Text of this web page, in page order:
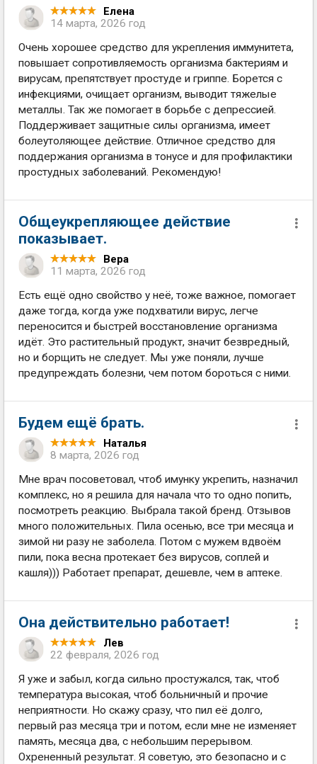
Елена
14 марта, 2026 год
Очень хорошее средство для укрепления иммунитета,
повышает сопротивляемость организма бактериям и
вирусам, препятствует простуде и гриппе. Борется с
инфекциями, очищает организм, выводит тяжелые
металлы. Так же помогает в борьбе с депрессией.
Поддерживает защитные силы организма, имеет
болеутоляющее действие. Отличное средство для
поддержания организма в тонусе и для профилактики
простудных заболеваний. Рекомендую!
Общеукрепляющее действие
показывает.
Вера
11 марта, 2026 год
Есть ещё одно свойство у неё, тоже важное, помогает
даже тогда, когда уже подхватили вирус, легче
переносится и быстрей восстановление организма
идёт. Это растительный продукт, значит безвредный,
но и борщить не следует. Мы уже поняли, лучше
предупреждать болезни, чем потом бороться с ними.
Будем ещё брать.
Наталья
8 марта, 2026 год
Мне врач посоветовал, чтоб имунку укрепить, назначил
комплекс, но я решила для начала что то одно попить,
посмотреть реакцию. Выбрала такой бренд. Отзывов
много положительных. Пила осенью, все три месяца и
зимой ни разу не заболела. Потом с мужем вдвоём
пили, пока весна протекает без вирусов, соплей и
кашля))) Работает препарат, дешевле, чем в аптеке.
Она действительно работает!
Лев
22 февраля, 2026 год
Я уже и забыл, когда сильно простужался, так, чтоб
температура высокая, чтоб больничный и прочие
неприятности. Но скажу сразу, что пил её долго,
первый раз месяца три и потом, если мне не изменяет
память, месяца два, с небольшим перерывом.
Охрененный результат. Я советую, это безопасно и с